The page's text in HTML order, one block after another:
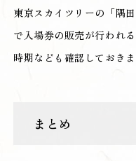
東京スカイツリーの「隅
で入場券の販売が行われ
時期なども確認しておきま
まとめ